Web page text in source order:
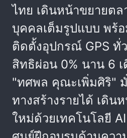
ไทย เดินหน้าขยายต
บุคคลเต็มรูปแบบ พร้
ติดตั้งอุปกรณ์ GPS ทั่
สิทธิผ่อน 0% นาน 6
"ทศพล คุณะเพิ่มศิริ"
ทางสร้างรายได้ เดิ
ใหม่ด้วยเทคโนโลยี